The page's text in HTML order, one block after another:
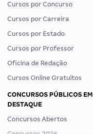
Cursos por Concurso
Cursos por Carreira
Cursos por Estado
Cursos por Professor
Oficina de Redação
Cursos Online Gratuitos
CONCURSOS PÚBLICOS EM
DESTAQUE
Concursos Abertos